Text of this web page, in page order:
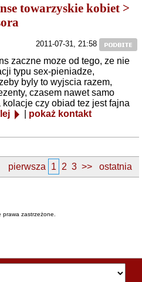
towarzyskie kobiet >
2011-07-31, 21:58
zaczne moze od tego, ze nie
typu sex-pieniadze,
byly to wyjscia razem,
czasem nawet samo
kolacje czy obiad tez jest fajna
pokaż kontakt
pierwsza 1 2 3 >> ostatnia
zastrzeżone.